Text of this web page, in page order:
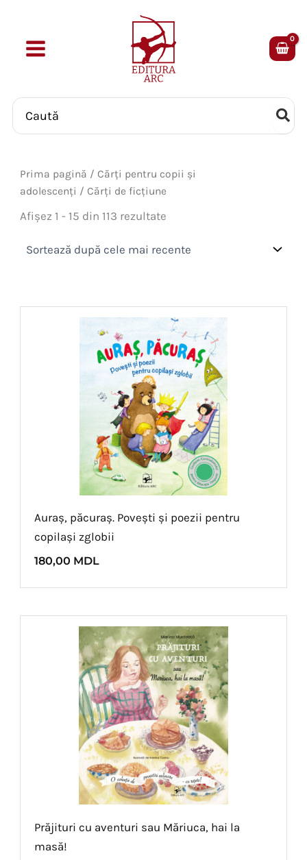
content
Search
for:
Prima pagină / Cărți pentru copii și
adolescenți / Cărți de ficțiune
Afișez 1 - 15 din 113 rezultate
mai
Auraș, păcuraș. Povești și poezii pentru
copilași zglobii
180,00 MDL
Prăjituri cu aventuri sau Măriuca, hai la
masă!